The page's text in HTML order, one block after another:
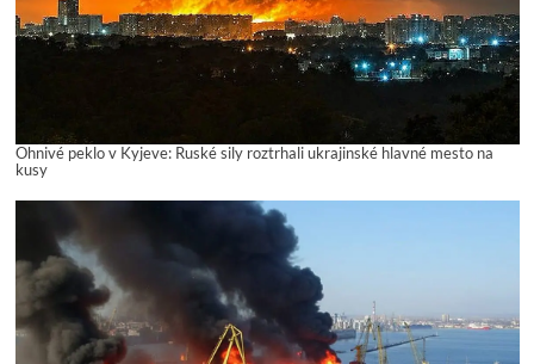
Ohnivé peklo v Kyjeve: Ruské sily roztrhali ukrajinské hlavné mesto na
kusy